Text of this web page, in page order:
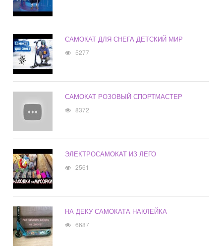
САМОКАТ ДЛЯ СНЕГА ДЕТСКИЙ МИР
5277
САМОКАТ РОЗОВЫЙ СПОРТМАСТЕР
8372
ЭЛЕКТРОСАМОКАТ ИЗ ЛЕГО
2561
НА ДЕКУ САМОКАТА НАКЛЕЙКА
6687